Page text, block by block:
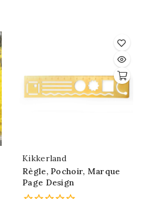
Kikkerland
Règle, Pochoir, Marque
Page Design